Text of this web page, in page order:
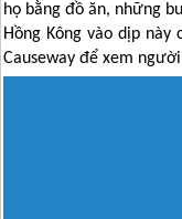
họ bằng đồ ăn, những
Hồng Kông vào dịp này
Causeway để xem